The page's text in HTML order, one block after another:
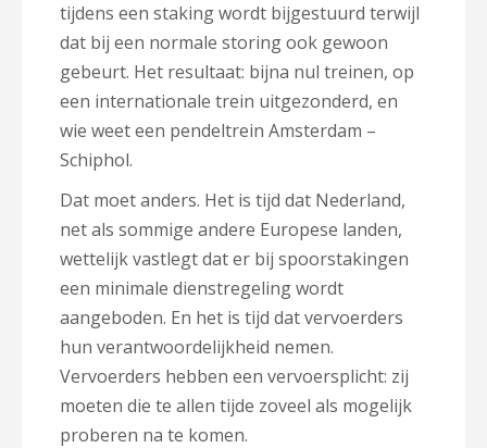
tijdens een staking wordt bijgestuurd terwijl
dat bij een normale storing ook gewoon
gebeurt. Het resultaat: bijna nul treinen, op
een internationale trein uitgezonderd, en
wie weet een pendeltrein Amsterdam –
Schiphol.
Dat moet anders. Het is tijd dat Nederland,
net als sommige andere Europese landen,
wettelijk vastlegt dat er bij spoorstakingen
een minimale dienstregeling wordt
aangeboden. En het is tijd dat vervoerders
hun verantwoordelijkheid nemen.
Vervoerders hebben een vervoersplicht: zij
moeten die te allen tijde zoveel als mogelijk
proberen na te komen.